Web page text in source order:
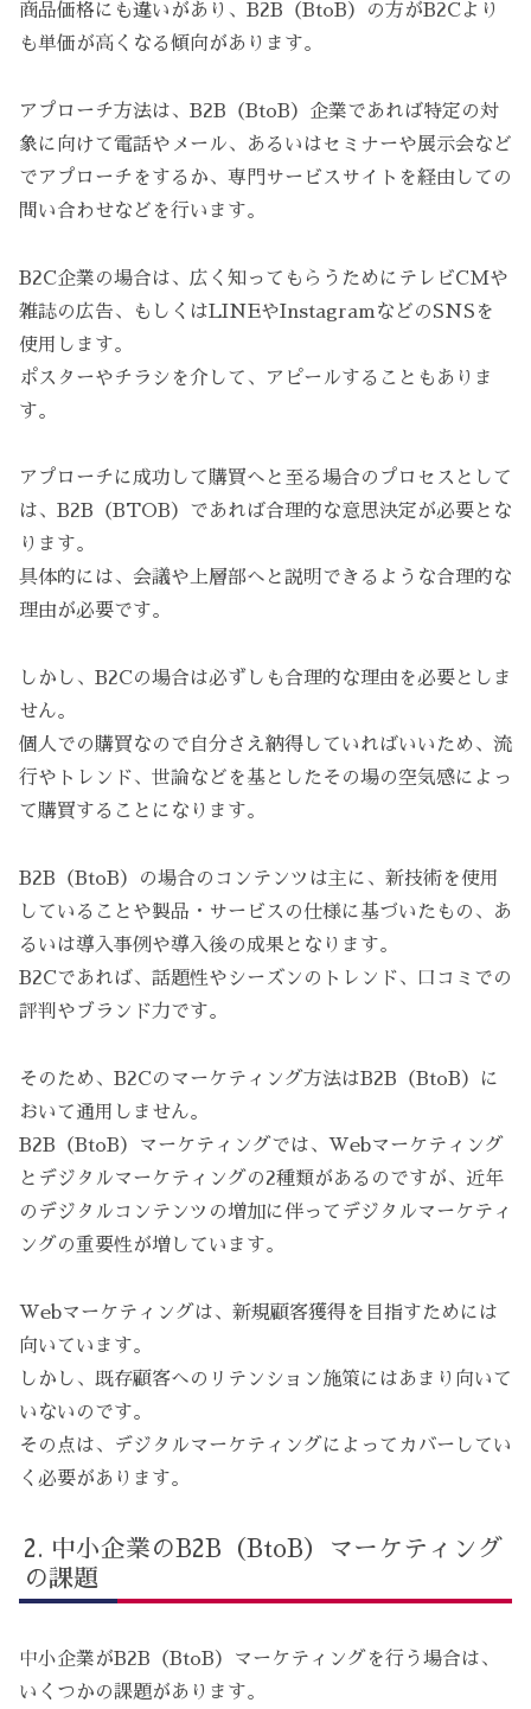
商品価格にも違いがあり、B2B（BtoB）の方がB2Cより
も単価が高くなる傾向があります。
アプローチ方法は、B2B（BtoB）企業であれば特定の対
象に向けて電話やメール、あるいはセミナーや展示会など
でアプローチをするか、専門サービスサイトを経由しての
問い合わせなどを行います。
B2C企業の場合は、広く知ってもらうためにテレビCMや
雑誌の広告、もしくはLINEやInstagramなどのSNSを
使用します。
ポスターやチラシを介して、アピールすることもありま
す。
アプローチに成功して購買へと至る場合のプロセスとして
は、B2B（BTOB）であれば合理的な意思決定が必要とな
ります。
具体的には、会議や上層部へと説明できるような合理的な
理由が必要です。
しかし、B2Cの場合は必ずしも合理的な理由を必要としま
せん。
個人での購買なので自分さえ納得していればいいため、流
行やトレンド、世論などを基としたその場の空気感によっ
て購買することになります。
B2B（BtoB）の場合のコンテンツは主に、新技術を使用
していることや製品・サービスの仕様に基づいたもの、あ
るいは導入事例や導入後の成果となります。
B2Cであれば、話題性やシーズンのトレンド、口コミでの
評判やブランド力です。
そのため、B2Cのマーケティング方法はB2B（BtoB）に
おいて通用しません。
B2B（BtoB）マーケティングでは、Webマーケティング
とデジタルマーケティングの2種類があるのですが、近年
のデジタルコンテンツの増加に伴ってデジタルマーケティ
ングの重要性が増しています。
Webマーケティングは、新規顧客獲得を目指すためには
向いています。
しかし、既存顧客へのリテンション施策にはあまり向いて
いないのです。
その点は、デジタルマーケティングによってカバーしてい
く必要があります。
中小企業のB2B（BtoB）マーケティング
の課題
中小企業がB2B（BtoB）マーケティングを行う場合は、
いくつかの課題があります。